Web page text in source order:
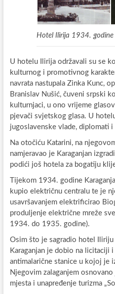
Hotel Ilirija 1934. godine
U hotelu Ilirija održavali su se
kulturnog i promotivnog
navrata nastupala Zinka Kunc,
Branislav Nušić, čuveni srpski
kulturnjaci, u ono vrijeme
pjevači svjetskog glasa. U
jugoslavenske vlade, diplomati
Na otočiću Katarini, na
namjeravao je Karaganjan
podići još hotela za bogatiju
Tijekom 1934. godine
kupio električnu centralu te je
usavršavanjem elektrificirao
produljenje električne mreže
1934. do 1935. godine).
Osim što je sagradio hotel
Karaganjan je dobio na licitaciji
antimalarične stanice u kojoj je
Njegovim zalaganjem
mjesta i unapređenje turizma